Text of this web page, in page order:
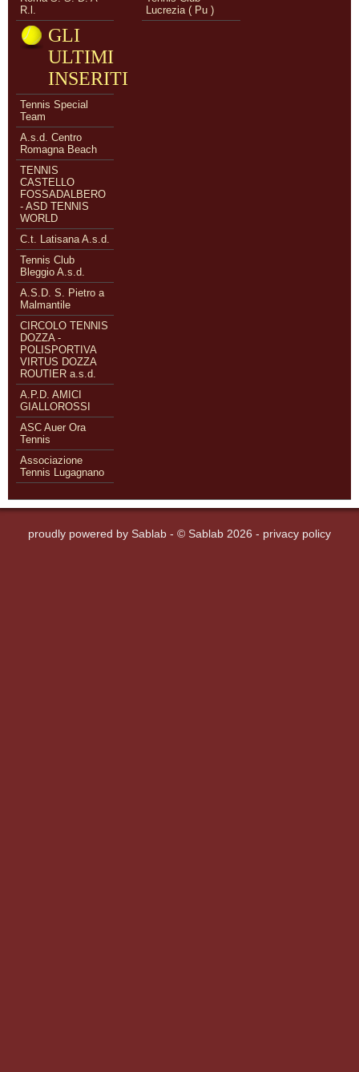
R.l.
Lucrezia ( Pu )
GLI
ULTIMI
INSERITI
Tennis Special
Team
A.s.d. Centro
Romagna Beach
TENNIS
CASTELLO
FOSSADALBERO
- ASD TENNIS
WORLD
C.t. Latisana A.s.d.
Tennis Club
Bleggio A.s.d.
A.S.D. S. Pietro a
Malmantile
CIRCOLO TENNIS
DOZZA -
POLISPORTIVA
VIRTUS DOZZA
ROUTIER a.s.d.
A.P.D. AMICI
GIALLOROSSI
ASC Auer Ora
Tennis
Associazione
Tennis Lugagnano
proudly powered by Sablab - © Sablab 2026 - privacy policy